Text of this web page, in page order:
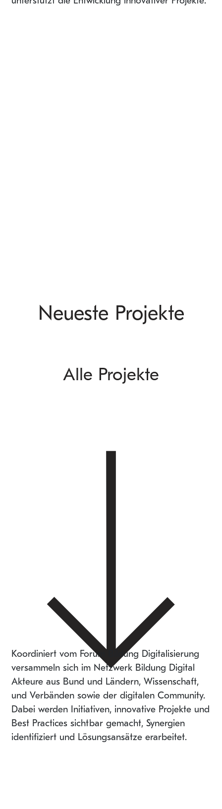
Neueste Projekte
Alle Projekte
Koordiniert vom Forum Bildung Digitalisierung
versammeln sich im Netzwerk Bildung Digital
Akteure aus Bund und Ländern, Wissenschaft,
und Verbänden sowie der digitalen Community.
Dabei werden Initiativen, innovative Projekte und
Best Practices sichtbar gemacht, Synergien
identifiziert und Lösungsansätze erarbeitet.